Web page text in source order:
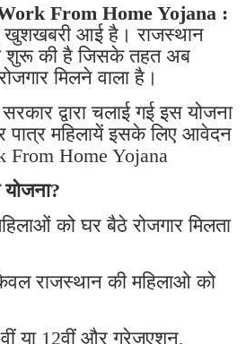
From Home Yojana :
खुशखबरी आई है। राजस्थान
शुरू की है जिसके तहत अब
मिलने वाला है।
द्वारा चलाई गई इस योजना
महिलायें इसके लिए आवेदन
Home Yojana
योजना?
को घर बैठे रोजगार मिलता
राजस्थान की महिलाओ को
या 12वीं और ग्रेजुएशन,